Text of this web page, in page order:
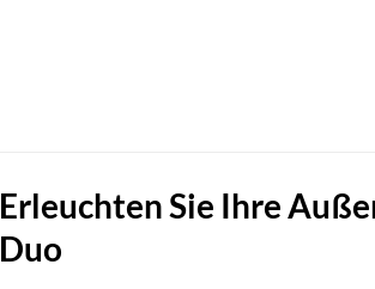
Erleuchten Sie Ihre
Duo